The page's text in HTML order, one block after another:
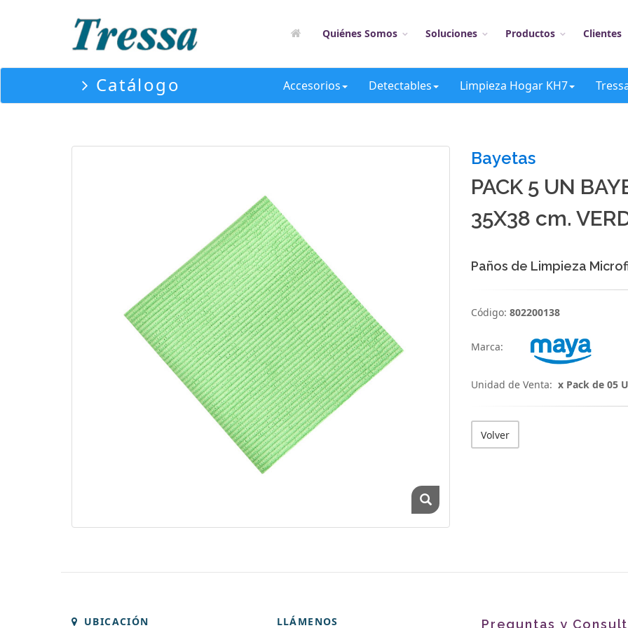
Quiénes Somos Soluciones Productos Clientes
Catálogo Accesorios Detectables Limpieza Hogar KH7
Bayetas
PACK 5 UN
35X38 cm.
Paños de Limpieza
Código: 802200138
Marca:
Unidad de Venta: x Pack de 05
Volver
UBICACIÓN LLÁMENOS Preguntas y